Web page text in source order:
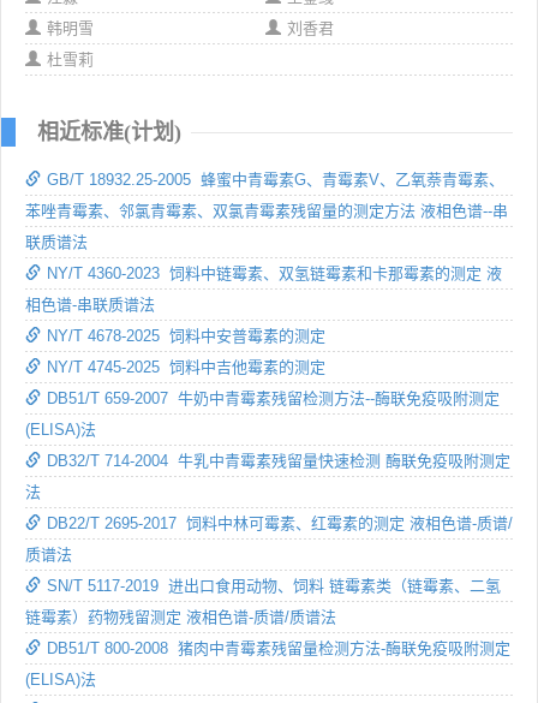
韩明雪
刘香君
杜雪莉
相近标准(计划)
GB/T 18932.25-2005 蜂蜜中青霉素G、青霉素V、乙氧萘青霉素、
苯唑青霉素、邻氯青霉素、双氯青霉素残留量的测定方法 液相色谱--串
联质谱法
NY/T 4360-2023 饲料中链霉素、双氢链霉素和卡那霉素的测定 液
相色谱-串联质谱法
NY/T 4678-2025 饲料中安普霉素的测定
NY/T 4745-2025 饲料中吉他霉素的测定
DB51/T 659-2007 牛奶中青霉素残留检测方法--酶联免疫吸附测定
(ELISA)法
DB32/T 714-2004 牛乳中青霉素残留量快速检测 酶联免疫吸附测定
法
DB22/T 2695-2017 饲料中林可霉素、红霉素的测定 液相色谱-质谱/
质谱法
SN/T 5117-2019 进出口食用动物、饲料 链霉素类（链霉素、二氢
链霉素）药物残留测定 液相色谱-质谱/质谱法
DB51/T 800-2008 猪肉中青霉素残留量检测方法-酶联免疫吸附测定
(ELISA)法